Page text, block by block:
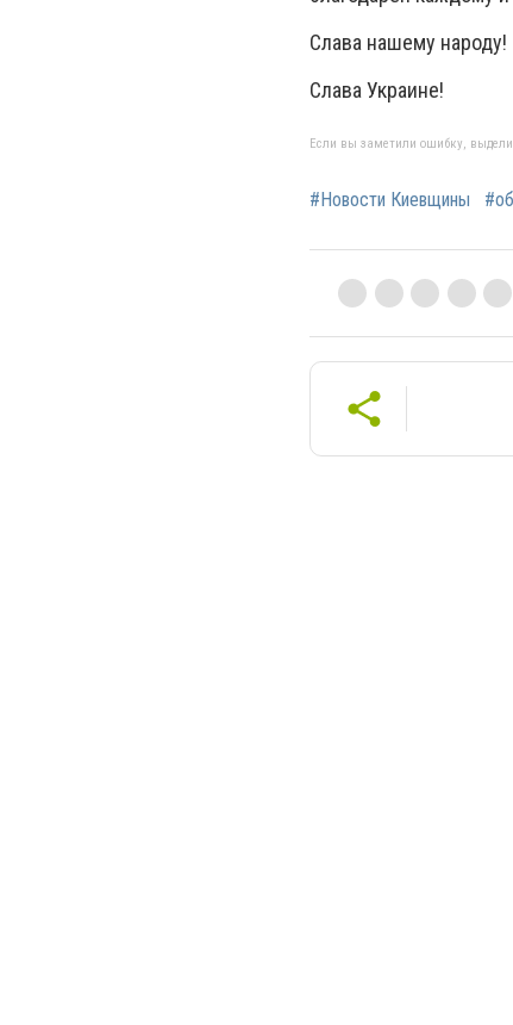
Слава нашему народу!
Слава Украине!
Если вы заметили ошибку,
#Новости Киевщины